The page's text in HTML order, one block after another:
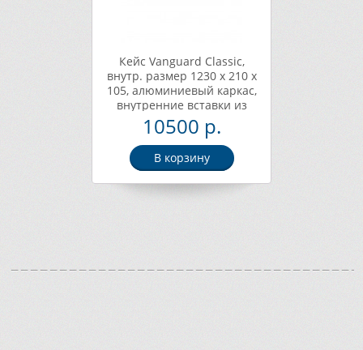
Кейс Vanguard Classic,
внутр. размер 1230 x 210 x
105, алюминиевый каркас,
внутренние вставки из
пенопилимера,
металлические замки
Артикул CLASSIC 62CL.
10500 р.
В корзину